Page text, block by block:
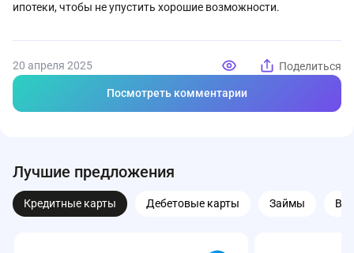
ипотеки, чтобы не упустить хорошие возможности.
20 апреля 2025 Поделиться
Посмотреть комментарии
Лучшие предложения
Кредитные карты Дебетовые карты Займы